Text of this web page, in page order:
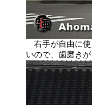
右手が自由に使
いので、歯磨き